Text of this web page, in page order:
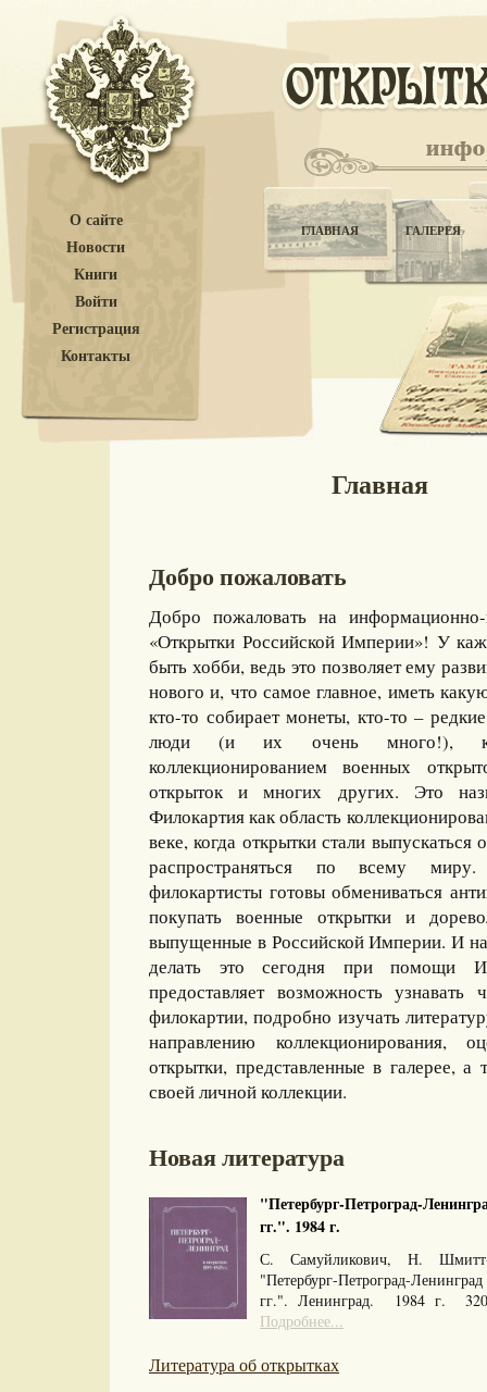
О сайте
Новости
Книги
Войти
Регистрация
Контакты
ГЛАВНАЯ ГАЛЕРЕЯ
Главная
Добро пожаловать
Добро пожаловать на информационно-
«Открытки Российской Империи»! У
быть хобби, ведь это позволяет ему
нового и, что самое главное, иметь
кто-то собирает монеты, кто-то –
люди (и их очень много!),
коллекционированием военных
открыток и многих других. Это
Филокартия как область
веке, когда открытки стали
распространяться по всему
филокартисты готовы обмениваться
покупать военные открытки и
выпущенные в Российской Империи. И
делать это сегодня при помощи
предоставляет возможность
филокартии, подробно изучать
направлению коллекционирования,
открытки, представленные в галерее, а
своей личной коллекции.
Новая литература
"Петербург-Петроград-
гг.". 1984 г.
С. Самуйликович, Н.
"Петербург-Петроград-
гг.". Ленинград. 1984 г.
Подробнее...
Литература об открытках